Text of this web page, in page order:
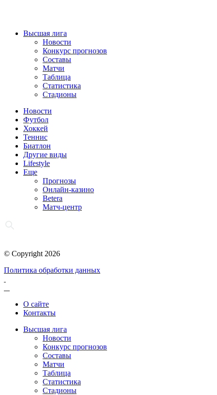
Высшая лига
Новости
Конкурс прогнозов
Составы
Матчи
Таблица
Статистика
Стадионы
Новости
Футбол
Хоккей
Теннис
Биатлон
Другие виды
Lifestyle
Еще
Прогнозы
Онлайн-казино
Betera
Матч-центр
© Copyright 2026
Политика обработки данных
О сайте
Контакты
Высшая лига
Новости
Конкурс прогнозов
Составы
Матчи
Таблица
Статистика
Стадионы